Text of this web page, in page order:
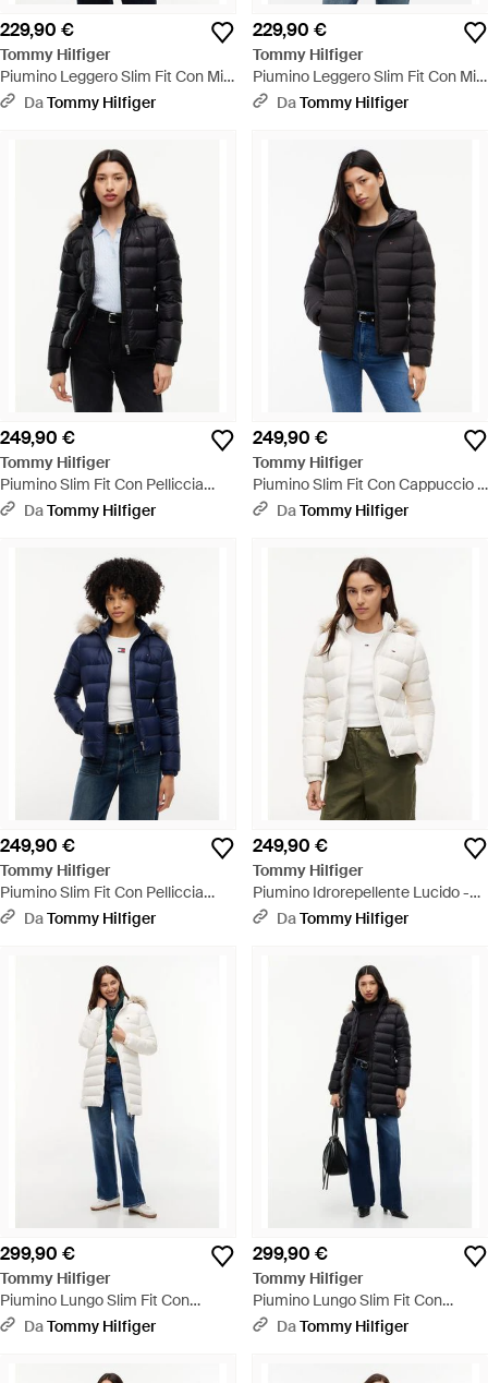
229,90 €
Tommy Hilfiger
Piumino Leggero Slim Fit Con Mix
Di Texture - Blu
DaTommy Hilfiger
229,90 €
Tommy Hilfiger
Piumino Leggero Slim Fit Con Mix
Di Texture - Bianco
DaTommy Hilfiger
249,90 €
Tommy Hilfiger
Piumino Slim Fit Con Pelliccia
Sintetica - Nero
DaTommy Hilfiger
249,90 €
Tommy Hilfiger
Piumino Slim Fit Con Cappuccio E
Zip - Blu
DaTommy Hilfiger
249,90 €
Tommy Hilfiger
Piumino Slim Fit Con Pelliccia
Sintetica - Blu
DaTommy Hilfiger
249,90 €
Tommy Hilfiger
Piumino Idrorepellente Lucido -
Bianco
DaTommy Hilfiger
299,90 €
Tommy Hilfiger
Piumino Lungo Slim Fit Con
Finitura Lucida - Blu
DaTommy Hilfiger
299,90 €
Tommy Hilfiger
Piumino Lungo Slim Fit Con
Finitura Lucida - Blu
DaTommy Hilfiger